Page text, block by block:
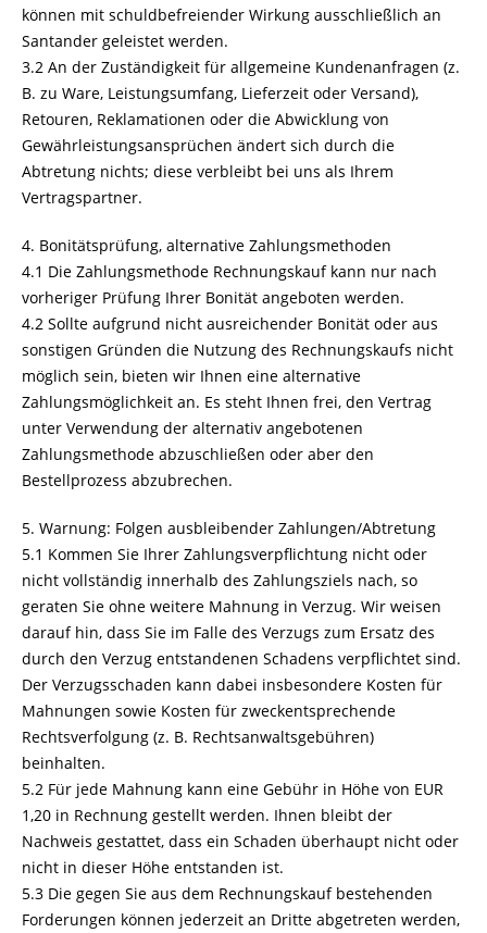
können mit schuldbefreiender Wirkung ausschließlich an
Santander geleistet werden.
3.2 An der Zuständigkeit für allgemeine Kundenanfragen (z.
B. zu Ware, Leistungsumfang, Lieferzeit oder Versand),
Retouren, Reklamationen oder die Abwicklung von
Gewährleistungsansprüchen ändert sich durch die
Abtretung nichts; diese verbleibt bei uns als Ihrem
Vertragspartner.
4. Bonitätsprüfung, alternative Zahlungsmethoden
4.1 Die Zahlungsmethode Rechnungskauf kann nur nach
vorheriger Prüfung Ihrer Bonität angeboten werden.
4.2 Sollte aufgrund nicht ausreichender Bonität oder aus
sonstigen Gründen die Nutzung des Rechnungskaufs nicht
möglich sein, bieten wir Ihnen eine alternative
Zahlungsmöglichkeit an. Es steht Ihnen frei, den Vertrag
unter Verwendung der alternativ angebotenen
Zahlungsmethode abzuschließen oder aber den
Bestellprozess abzubrechen.
5. Warnung: Folgen ausbleibender Zahlungen/Abtretung
5.1 Kommen Sie Ihrer Zahlungsverpflichtung nicht oder
nicht vollständig innerhalb des Zahlungsziels nach, so
geraten Sie ohne weitere Mahnung in Verzug. Wir weisen
darauf hin, dass Sie im Falle des Verzugs zum Ersatz des
durch den Verzug entstandenen Schadens verpflichtet sind.
Der Verzugsschaden kann dabei insbesondere Kosten für
Mahnungen sowie Kosten für zweckentsprechende
Rechtsverfolgung (z. B. Rechtsanwaltsgebühren)
beinhalten.
5.2 Für jede Mahnung kann eine Gebühr in Höhe von EUR
1,20 in Rechnung gestellt werden. Ihnen bleibt der
Nachweis gestattet, dass ein Schaden überhaupt nicht oder
nicht in dieser Höhe entstanden ist.
5.3 Die gegen Sie aus dem Rechnungskauf bestehenden
Forderungen können jederzeit an Dritte abgetreten werden,